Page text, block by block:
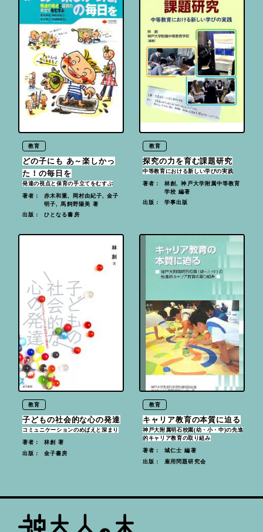
教育
どの子にも あ～楽しかっ
た！の毎日を
発達の視点と保育の手立てをむすぶ
著者： 赤木和重, 岡村由紀子, 金子
明子, 馬飼野陽美 著
出版： ひとなる書房
教育
探究の力を育む課題研究
中等教育における新しい学びの実践
著者： 林創, 神戸大学附属中等教育
学校 編著
出版： 学事出版
教育
子どもの社会的な心の発達
コミュニケーションのめばえと深まり
著者： 林創 著
出版： 金子書房
教育
キャリア教育の本質に迫る
神戸大附属明石校園(幼・小・中)の先進
的キャリア教育の取り組み
著者： 城仁士 編著
出版： 雇用問題研究会